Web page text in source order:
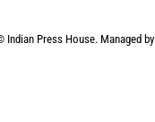
Indian Press House. Managed by